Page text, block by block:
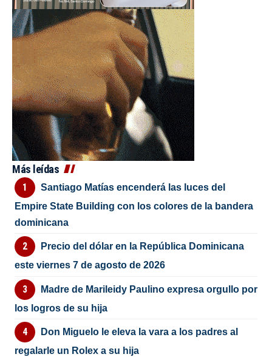
Más leídas
Santiago Matías encenderá las luces del
Empire State Building con los colores de la bandera
dominicana
Precio del dólar en la República Dominicana
este viernes 7 de agosto de 2026
Madre de Marileidy Paulino expresa orgullo por
los logros de su hija
Don Miguelo le eleva la vara a los padres al
regalarle un Rolex a su hija